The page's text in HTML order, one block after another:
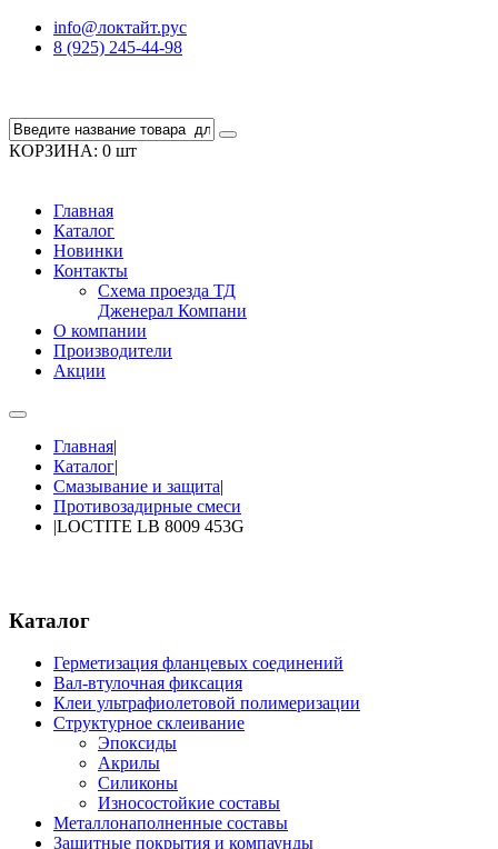
info@локтайт.рус
8 (925) 245-44-98
КОРЗИНА: 0 шт
Главная
Каталог
Новинки
Контакты
Схема проезда ТД
Дженерал Компани
О компании
Производители
Акции
Главная|
Каталог|
Смазывание и защита|
Противозадирные смеси
|LOCTITE LB 8009 453G
Каталог
Герметизация фланцевых соединений
Вал-втулочная фиксация
Клеи ультрафиолетовой полимеризации
Структурное склеивание
Эпоксиды
Акрилы
Силиконы
Износостойкие составы
Металлонаполненные составы
Защитные покрытия и компаунды